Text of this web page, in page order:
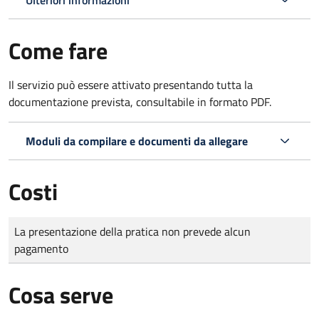
Come fare
Il servizio può essere attivato presentando tutta la
documentazione prevista, consultabile in formato PDF.
Moduli da compilare e documenti da allegare
Costi
Tipo di pagamento
Importo
La presentazione della pratica non prevede alcun
pagamento
Cosa serve